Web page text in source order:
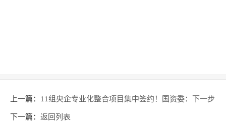
上一篇： 11组央企专业化整合项目集中签约！国资委：下一步
整合有四大重点
下一篇： 返回列表